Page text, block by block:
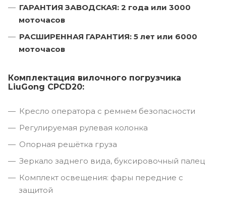
ГАРАНТИЯ ЗАВОДСКАЯ: 2 года или 3000
моточасов
РАСШИРЕННАЯ ГАРАНТИЯ: 5 лет или 6000
моточасов
Комплектация вилочного погрузчика
LiuGong CPCD20:
Кресло оператора с ремнем безопасности
Регулируемая рулевая колонка
Опорная решётка груза
Зеркало заднего вида, буксировочный палец
Комплект освещения: фары передние с
защитой